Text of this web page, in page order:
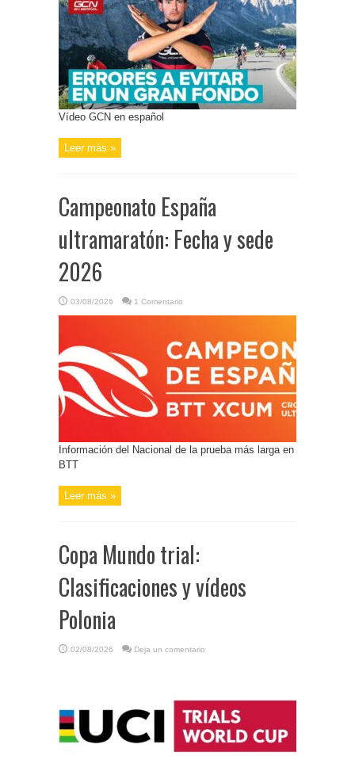
Vídeo GCN en español
Leer más »
Campeonato España
ultramaratón: Fecha y sede
2026
03/08/2026 1 Comentario
Información del Nacional de la prueba más larga en
BTT
Leer más »
Copa Mundo trial:
Clasificaciones y vídeos
Polonia
02/08/2026 Deja un comentario